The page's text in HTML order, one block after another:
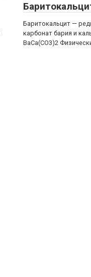
Баритокальцит —
карбонат бария и
BaCa(CO3)2